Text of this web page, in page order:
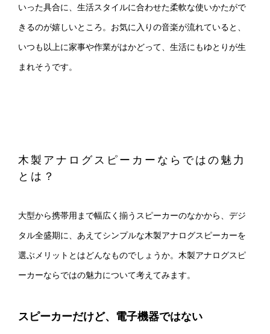
いった具合に、生活スタイルに合わせた柔軟な使いかたがで
きるのが嬉しいところ。お気に入りの音楽が流れていると、
いつも以上に家事や作業がはかどって、生活にもゆとりが生
まれそうです。
木製アナログスピーカーならではの魅力
とは？
大型から携帯用まで幅広く揃うスピーカーのなかから、デジ
タル全盛期に、あえてシンプルな木製アナログスピーカーを
選ぶメリットとはどんなものでしょうか。木製アナログスピ
ーカーならではの魅力について考えてみます。
スピーカーだけど、電子機器ではない